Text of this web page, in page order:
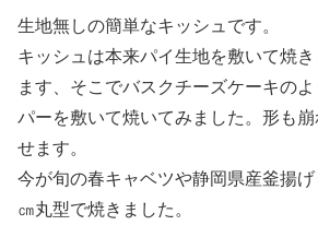
生地無しの簡単なキッシュです。
キッシュは本来パイ生地を敷いて焼
ます、そこでバスクチーズケーキの
パーを敷いて焼いてみました。形も
せます。
今が旬の春キャベツや静岡県産釜揚
㎝丸型で焼きました。